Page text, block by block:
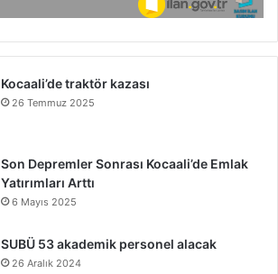
Kocaali’de traktör kazası
26 Temmuz 2025
Son Depremler Sonrası Kocaali’de Emlak
Yatırımları Arttı
6 Mayıs 2025
SUBÜ 53 akademik personel alacak
26 Aralık 2024